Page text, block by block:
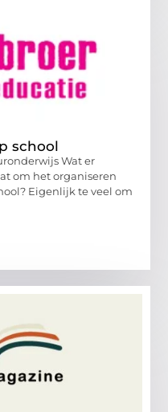
school
Wat er
om het organiseren
Eigenlijk te veel om